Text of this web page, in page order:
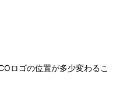
ロゴの位置が多少変わるこ